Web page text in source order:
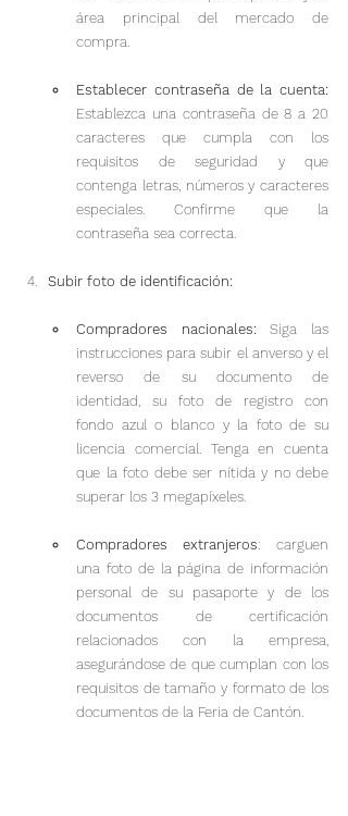
área principal del mercado de
compra.
Establecer contraseña de la cuenta:
Establezca una contraseña de 8 a 20
caracteres que cumpla con los
requisitos de seguridad y que
contenga letras, números y caracteres
especiales. Confirme que la
contraseña sea correcta.
Subir foto de identificación:
Compradores nacionales: Siga las
instrucciones para subir el anverso y el
reverso de su documento de
identidad, su foto de registro con
fondo azul o blanco y la foto de su
licencia comercial. Tenga en cuenta
que la foto debe ser nítida y no debe
superar los 3 megapíxeles.
Compradores extranjeros: carguen
una foto de la página de información
personal de su pasaporte y de los
documentos de certificación
relacionados con la empresa,
asegurándose de que cumplan con los
requisitos de tamaño y formato de los
documentos de la Feria de Cantón.